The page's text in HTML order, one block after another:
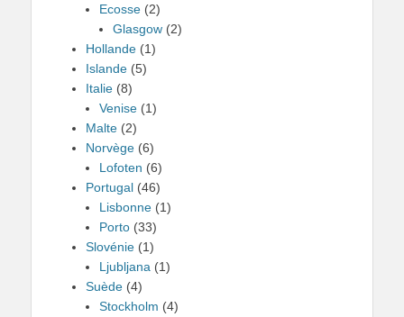
Ecosse (2)
Glasgow (2)
Hollande (1)
Islande (5)
Italie (8)
Venise (1)
Malte (2)
Norvège (6)
Lofoten (6)
Portugal (46)
Lisbonne (1)
Porto (33)
Slovénie (1)
Ljubljana (1)
Suède (4)
Stockholm (4)